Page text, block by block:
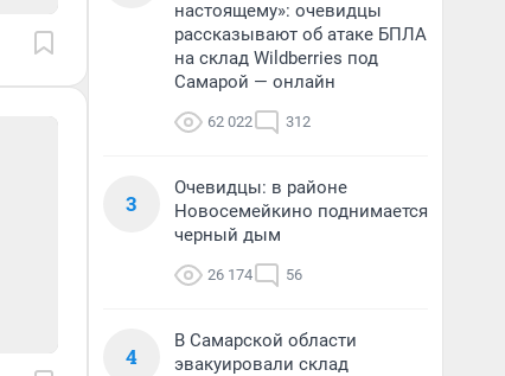
настоящему»: очевидцы
рассказывают об атаке БПЛА
на склад Wildberries под
Самарой — онлайн
62 022 312
3
Очевидцы: в районе
Новосемейкино поднимается
черный дым
26 174 56
4
В Самарской области
эвакуировали склад